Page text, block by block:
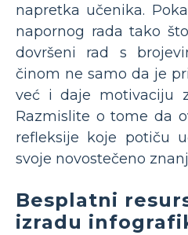
napretka učenika.
napornog rada tako
dovršeni rad s
činom ne samo da je
već i daje motivaciju
Razmislite o tome da
refleksije koje potiču
svoje novostečeno
Besplatni
izradu